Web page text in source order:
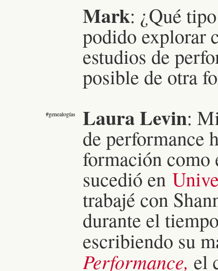
Mark: ¿Qué
podido explorar
estudios de
posible de otra
#genealogías Laura Levin:
de performance
formación como
sucedió en
trabajé con
durante el
escribiendo su
Performance, el